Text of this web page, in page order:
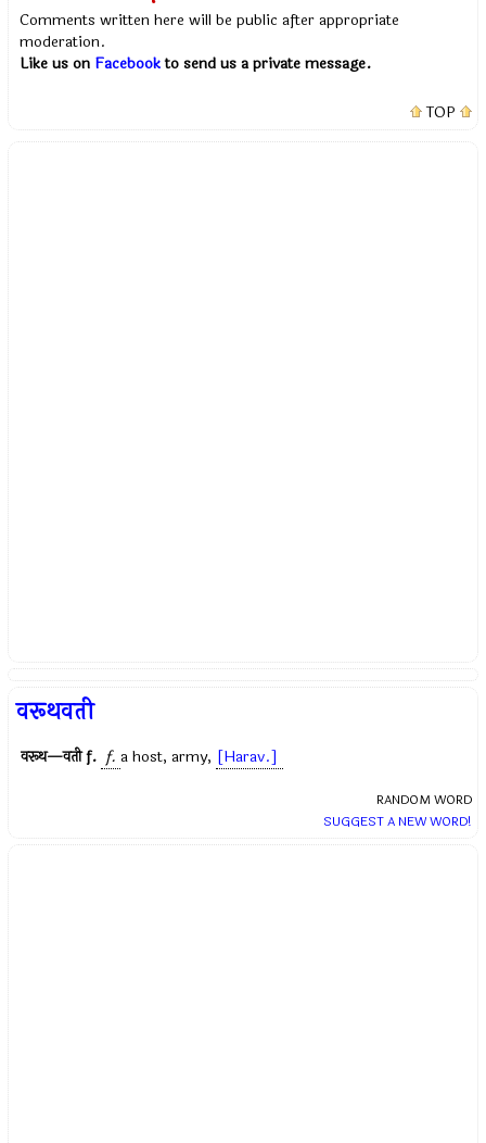
Comments written here will be public after appropriate
moderation.
Like us on Facebookto send us a private message.
TOP
वरूथवती
वरूथ—वतीf. f. a host, army, [Harav.]
RANDOM WORD
SUGGEST A NEW WORD!